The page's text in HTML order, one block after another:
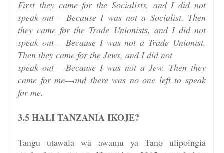
First they came for the Socialists, and I did not
speak out— Because I was not a Socialist. Then
they came for the Trade Unionists, and I did not
speak out— Because I was not a Trade Unionist.
Then they came for the Jews, and I did not
speak out— Because I was not a Jew. Then they
came for me—and there was no one left to speak
for me.
3.5 HALI TANZANIA IKOJE?
Tangu utawala wa awamu ya Tano ulipoingia